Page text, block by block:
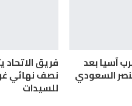
آسيا بعد
السعودي
فريق الاتحاد
نصف نهائي
للسيدات